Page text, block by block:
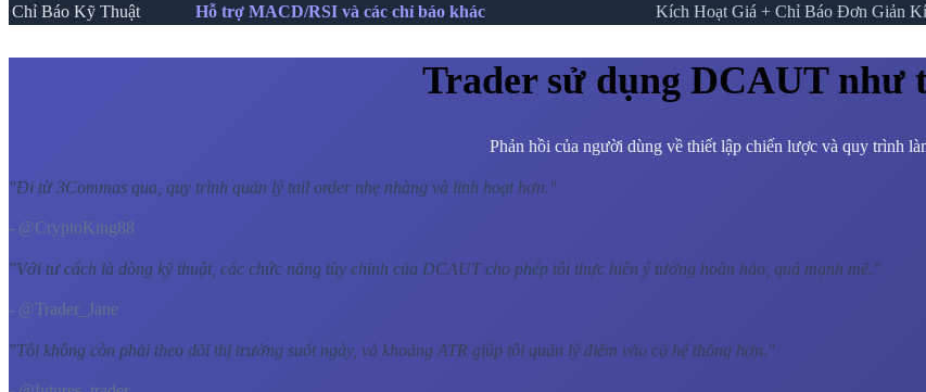
Chỉ Báo Kỹ Thuật
Hỗ trợ MACD/RSI và các chỉ báo khác Kích Hoạt Giá + Chỉ Báo Đơn Giản
Trader sử dụng DCAUT như
Phản hồi của người dùng về thiết lập chiến lược và quy trình
"Đi từ 3Commas qua, quy trình quản lý tail order nhẹ nhàng và linh hoạt hơn."
- @CryptoKing88
"Với tư cách là dòng kỹ thuật, các chức năng tùy chỉnh của DCAUT cho phép tôi thực hiện ý tưởng hoàn hảo, quá mạnh mẽ."
- @Trader_Jane
"Tôi không còn phải theo dõi thị trường suốt ngày, và khoảng ATR giúp tôi quản lý điểm vào có hệ thống hơn."